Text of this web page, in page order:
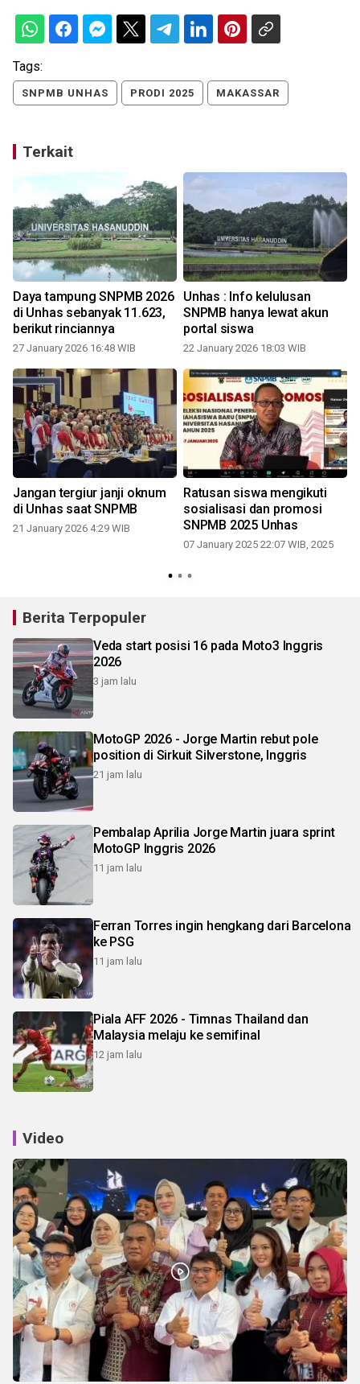
Tags:
SNPMB UNHAS PRODI 2025 MAKASSAR
Terkait
Daya tampung SNPMB 2026
di Unhas sebanyak 11.623,
berikut rinciannya
27 January 2026 16:48 WIB
Unhas : Info kelulusan
SNPMB hanya lewat akun
portal siswa
22 January 2026 18:03 WIB
Jangan tergiur janji oknum
di Unhas saat SNPMB
21 January 2026 4:29 WIB
Ratusan siswa mengikuti
sosialisasi dan promosi
SNPMB 2025 Unhas
07 January 2025 22:07 WIB, 2025
Berita Terpopuler
Veda start posisi 16 pada Moto3 Inggris
2026
3 jam lalu
MotoGP 2026 - Jorge Martin rebut pole
position di Sirkuit Silverstone, Inggris
21 jam lalu
Pembalap Aprilia Jorge Martin juara sprint
MotoGP Inggris 2026
11 jam lalu
Ferran Torres ingin hengkang dari Barcelona
ke PSG
11 jam lalu
Piala AFF 2026 - Timnas Thailand dan
Malaysia melaju ke semifinal
12 jam lalu
Video